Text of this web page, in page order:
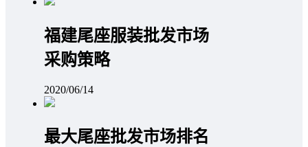
福建尾座服装批发市场
采购策略
2020/06/14
最大尾座批发市场排名